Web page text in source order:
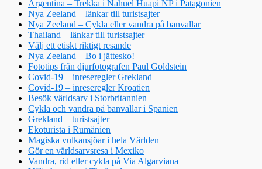
Argentina – Trekka i Nahuel Huapi NP i Patagonien
Nya Zeeland – länkar till turistsajter
Nya Zeeland – Cykla eller vandra på banvallar
Thailand – länkar till turistsajter
Välj ett etiskt riktigt resande
Nya Zeeland – Bo i jättesko!
Fototips från djurfotografen Paul Goldstein
Covid-19 – inreseregler Grekland
Covid-19 – inreseregler Kroatien
Besök världsarv i Storbritannien
Cykla och vandra på banvallar i Spanien
Grekland – turistsajter
Ekoturista i Rumänien
Magiska vulkansjöar i hela Världen
Gör en världsarvsresa i Mexiko
Vandra, rid eller cykla på Via Algarviana